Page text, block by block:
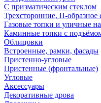
С призматическим стеклом
Трехсторонние, П-образное
Газовые топки и уличные
Каминные топки с
Облицовки
Встроенные, рамки, фасады
Пристенно-угловые
Пристенные (фронтальные)
Угловые
Аксессуары
Декоративные дрова